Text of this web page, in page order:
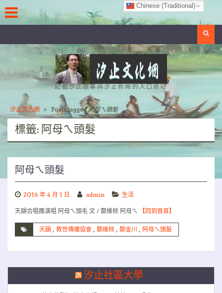
to
content
記載汐止故事與汐止新聞的入口網站
汐止文化網 > Posts tagged阿母ㄟ頭髮
標籤: 阿母ㄟ頭髮
阿母ㄟ頭髮
2016 年 4 月 1 日 admin 生活
天韻合唱團演唱 阿母ㄟ頭毛 文 / 鄭維棕 阿母ㄟ 【回到首頁】
天韻 , 救世傳播協會 , 鄭維棕 , 鄭金川 , 阿母ㄟ頭髮
汐止社區大學
Chinese (Traditional)